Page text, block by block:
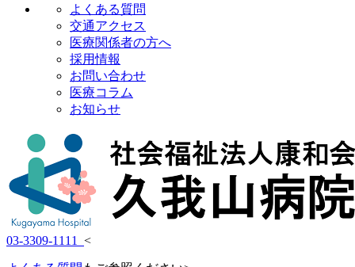
よくある質問
交通アクセス
医療関係者の方へ
採用情報
お問い合わせ
医療コラム
お知らせ
03-3309-1111 <